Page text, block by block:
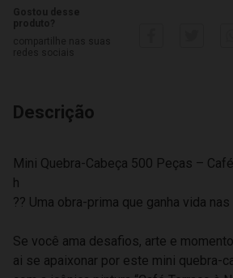
Descrição
Mini Quebra-Cabeça 500 Peças –
h
?? Uma obra-prima que ganha vida
Se você ama desafios, arte e
ai se apaixonar por este mini quebra-